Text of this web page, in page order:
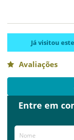
Já visitou
Avaliações
Entre em